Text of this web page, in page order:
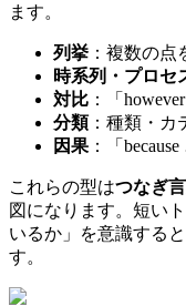
ます。
列挙 ：複数の
時系列・プロセ
対比 ：「
分類：種類・カ
因果 ：「
これらの型はつなぎ
図になります。短い
いるか」を意識する
す。